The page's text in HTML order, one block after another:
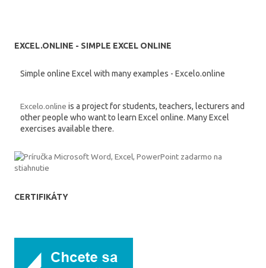
EXCEL.ONLINE - SIMPLE EXCEL ONLINE
Simple online Excel with many examples - Excelo.online
Excelo.online is a project for students, teachers, lecturers and
other people who want to learn Excel online. Many Excel
exercises available there.
CERTIFIKÁTY